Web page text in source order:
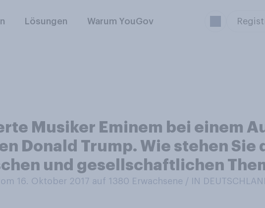
Lösungen Warum YouGov
Musiker Eminem bei einem
Donald Trump. Wie stehen Sie
und gesellschaftlichen
16. Oktober 2017 auf 1380 Erwachsene / IN